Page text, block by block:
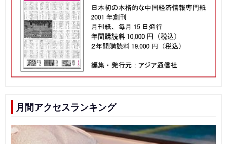
月間アクセスランキング